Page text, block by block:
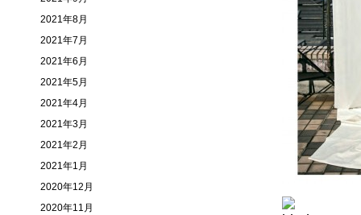
2021年8月
2021年7月
2021年6月
2021年5月
2021年4月
2021年3月
2021年2月
2021年1月
2020年12月
2020年11月